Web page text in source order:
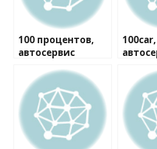
100 процентов,
автосервис
100car,